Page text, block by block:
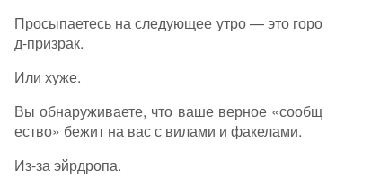
Просыпаетесь на следующее утро — это горо
д-призрак.
Или хуже.
Вы обнаруживаете, что ваше верное «сообщ
ество» бежит на вас с вилами и факелами.
Из-за эйрдропа.